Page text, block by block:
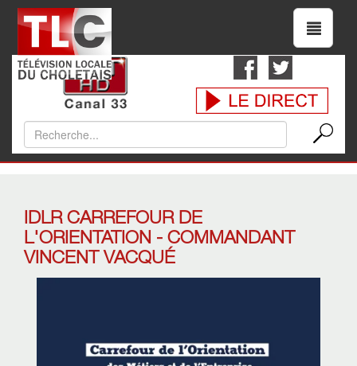
IDLR CARREFOUR DE
L'ORIENTATION - COMMANDANT
VINCENT VACQUÉ